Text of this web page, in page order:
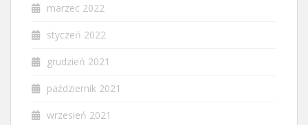
marzec 2022
styczeń 2022
grudzień 2021
październik 2021
wrzesień 2021